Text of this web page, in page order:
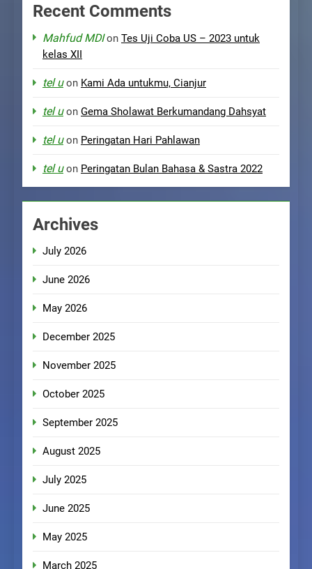
Recent Comments
Mahfud MDIon Tes Uji Coba US – 2023 untuk
kelas XII
tel uon Kami Ada untukmu, Cianjur
tel uon Gema Sholawat Berkumandang Dahsyat
tel uon Peringatan Hari Pahlawan
tel uon Peringatan Bulan Bahasa & Sastra 2022
Archives
July 2026
June 2026
May 2026
December 2025
November 2025
October 2025
September 2025
August 2025
July 2025
June 2025
May 2025
March 2025